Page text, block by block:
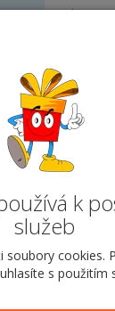
k
služeb
soubory cookies.
s použitím
Volejte:
SRDCE
Hrnky